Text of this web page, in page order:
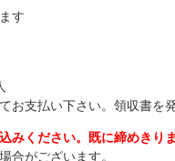
す
お支払い下さい。領収書を
みください。既に締めきり
合がございます。